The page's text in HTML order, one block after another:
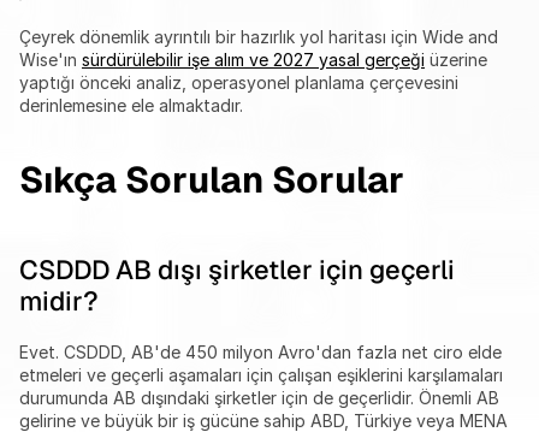
Çeyrek dönemlik ayrıntılı bir hazırlık yol haritası için Wide and
Wise'ın sürdürülebilir işe alım ve 2027 yasal gerçeği üzerine
yaptığı önceki analiz, operasyonel planlama çerçevesini
derinlemesine ele almaktadır.
Sıkça Sorulan Sorular
CSDDD AB dışı şirketler için geçerli
midir?
Evet. CSDDD, AB'de 450 milyon Avro'dan fazla net ciro elde
etmeleri ve geçerli aşamaları için çalışan eşiklerini karşılamaları
durumunda AB dışındaki şirketler için de geçerlidir. Önemli AB
gelirine ve büyük bir iş gücüne sahip ABD, Türkiye veya MENA